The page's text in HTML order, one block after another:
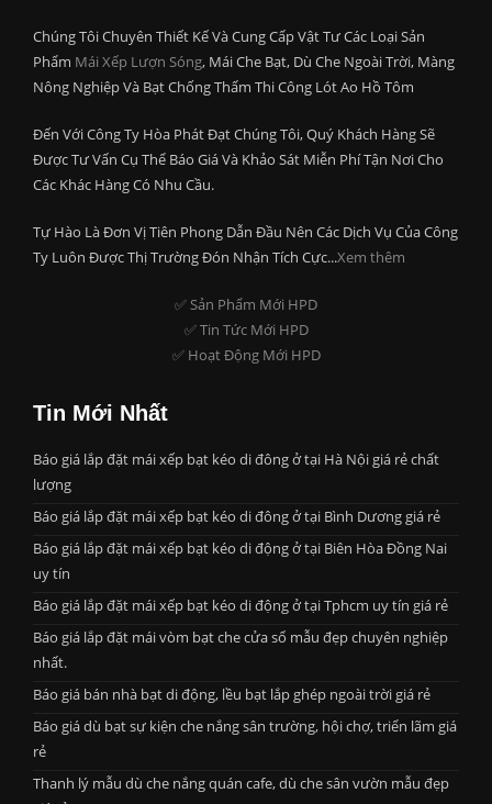
Chúng Tôi Chuyên Thiết Kế Và Cung Cấp Vật Tư Các Loại Sản
Phẩm Mái Xếp Lượn Sóng, Mái Che Bạt, Dù Che Ngoài Trời, Màng
Nông Nghiệp Và Bạt Chống Thấm Thi Công Lót Ao Hồ Tôm
Đến Với Công Ty Hòa Phát Đạt Chúng Tôi, Quý Khách Hàng Sẽ
Được Tư Vấn Cụ Thể Báo Giá Và Khảo Sát Miễn Phí Tận Nơi Cho
Các Khác Hàng Có Nhu Cầu.
Tự Hào Là Đơn Vị Tiên Phong Dẫn Đầu Nên Các Dịch Vụ Của Công
Ty Luôn Được Thị Trường Đón Nhận Tích Cực...Xem thêm
✅ Sản Phẩm Mới HPD
✅ Tin Tức Mới HPD
✅ Hoạt Động Mới HPD
Tin Mới Nhất
Báo giá lắp đặt mái xếp bạt kéo di đông ở tại Hà Nội giá rẻ chất
lượng
Báo giá lắp đặt mái xếp bạt kéo di đông ở tại Bình Dương giá rẻ
Báo giá lắp đặt mái xếp bạt kéo di động ở tại Biên Hòa Đồng Nai
uy tín
Báo giá lắp đặt mái xếp bạt kéo di động ở tại Tphcm uy tín giá rẻ
Báo giá lắp đặt mái vòm bạt che cửa sổ mẫu đẹp chuyên nghiệp
nhất.
Báo giá bán nhà bạt di động, lều bạt lắp ghép ngoài trời giá rẻ
Báo giá dù bạt sự kiện che nắng sân trường, hội chợ, triển lãm giá
rẻ
Thanh lý mẫu dù che nắng quán cafe, dù che sân vườn mẫu đẹp